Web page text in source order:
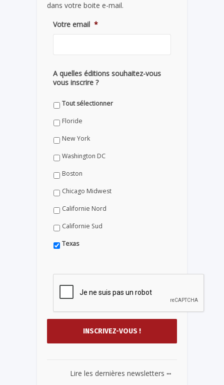
dans votre boite e-mail.
Votre email *
A quelles éditions souhaitez-vous
vous inscrire ?
Tout sélectionner
Floride
New York
Washington DC
Boston
Chicago Midwest
Californie Nord
Californie Sud
Texas
Lire les dernières newsletters ...